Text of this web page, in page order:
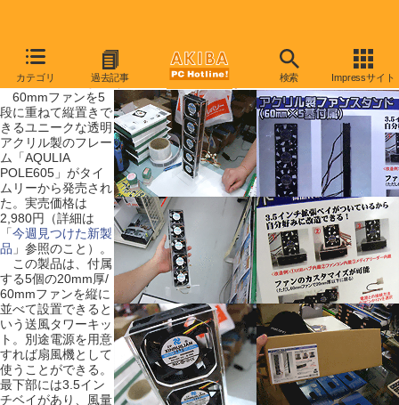
カテゴリ 過去記事 検索 Impressサイト
【 2009年7月11日号 】
6cmファン×5個のタワー型扇風機？が発売に
60mmファンを5
段に重ねて縦置きで
きるユニークな透明
アクリル製のフレー
ム「AQULIA
POLE605」がタイ
ムリーから発売され
た。実売価格は
2,980円（詳細は
「今週見つけた新製
品 」参照のこと）。
この製品は、付属
する5個の20mm厚/
60mmファンを縦に
並べて設置できると
いう送風タワーキッ
ト。別途電源を用意
すれば扇風機として
使うことができる。
最下部には3.5イン
チベイがあり、風量